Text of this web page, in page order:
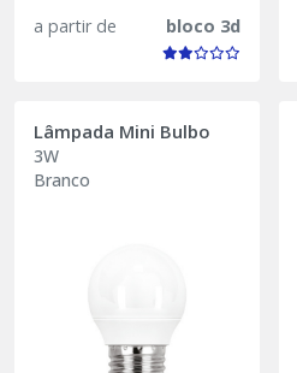
a partir de bloco 3d
Lâmpada Mini Bulbo
3W
Branco